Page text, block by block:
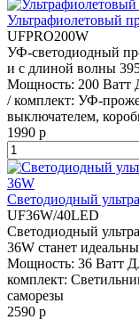
Ультрафиолетовый
UFPRO200W
УФ-светодиодный
и с длиной волны
Мощность: 200 Ватт
/ комплект: УФ-
выключателем,
1990 р
Светодиодный
UF36W/40LED
Светодиодный
36W станет
Мощность: 36 Ватт
комплект:
саморезы
2590 р